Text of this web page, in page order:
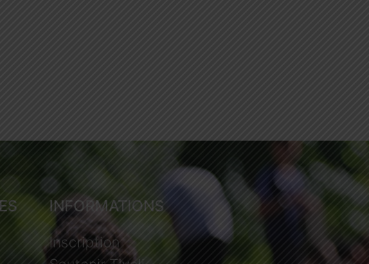
INFORMATIONS
Inscription